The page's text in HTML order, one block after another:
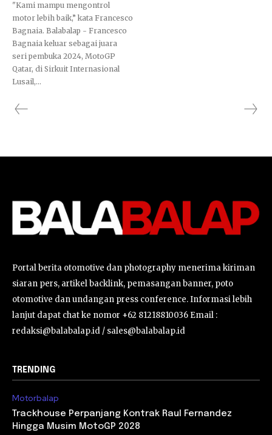
"Kami mampu mengontrol
motor lebih baik,” kata Francesco
Bagnaia. Balabalap - Francesco
Bagnaia keluar sebagai juara
seri pembuka 2024, MotoGP
Qatar, di Sirkuit Internasional
Lusail,...
Portal berita otomotive dan photography menerima kiriman
siaran pers, artikel backlink, pemasangan banner, poto
otomotive dan undangan press conference. Informasi lebih
lanjut dapat chat ke nomor +62 81218810036 Email :
redaksi@balabalap.id / sales@balabalap.id
TRENDING
Motorbalap
Trackhouse Perpanjang Kontrak Raul Fernandez
Hingga Musim MotoGP 2028